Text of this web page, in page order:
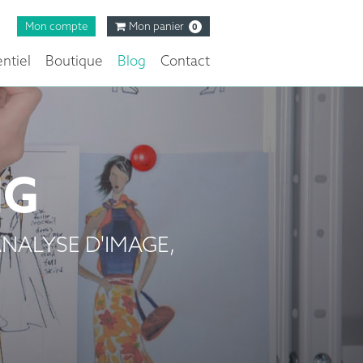
Mon compte Mon panier 0
Boutique Blog Contact
D'IMAGE,